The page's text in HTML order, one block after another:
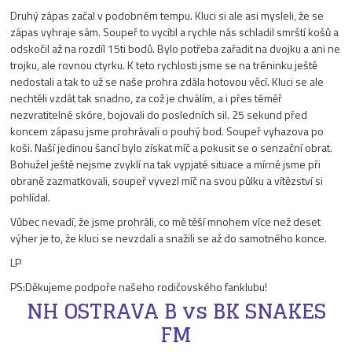
Druhý zápas začal v podobném tempu. Kluci si ale asi mysleli, že se
zápas vyhraje sám. Soupeř to vycítil a rychle nás schladil smrští košů a
odskočil až na rozdíl 15ti bodů. Bylo potřeba zařadit na dvojku a ani ne
trojku, ale rovnou ctyrku. K teto rychlosti jsme se na tréninku ještě
nedostali a tak to už se naše prohra zdála hotovou věcí. Kluci se ale
nechtěli vzdát tak snadno, za což je chválím, a i přes téměř
nezvratitelné skóre, bojovali do posledních sil. 25 sekund před
koncem zápasu jsme prohrávali o pouhý bod. Soupeř vyhazova po
koši. Naší jedinou šancí bylo získat míč a pokusit se o senzační obrat.
Bohužel ještě nejsme zvyklí na tak vypjaté situace a mírně jsme při
obraně zazmatkovali, soupeř vyvezl míč na svou půlku a vítězství si
pohlídal.
Vůbec nevadí, že jsme prohráli, co mě těší mnohem více než deset
výher je to, že kluci se nevzdali a snažili se až do samotného konce.
LP
PS:Děkujeme podpoře našeho rodičovského fanklubu!
NH OSTRAVA B vs BK SNAKES
FM